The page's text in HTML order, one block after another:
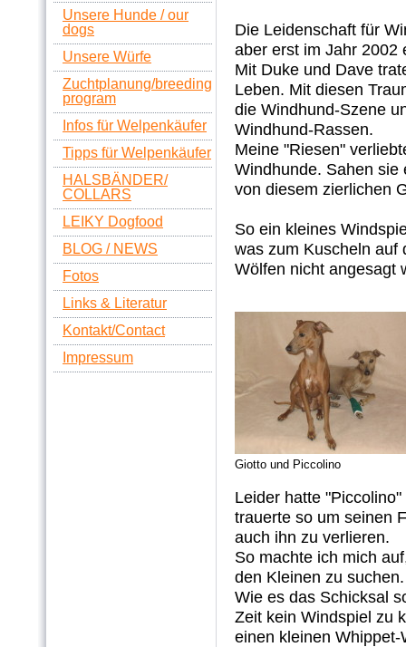
Unsere Hunde / our
dogs
Unsere Würfe
Zuchtplanung/breeding
program
Infos für Welpenkäufer
Tipps für Welpenkäufer
HALSBÄNDER/
COLLARS
LEIKY Dogfood
BLOG / NEWS
Fotos
Links & Literatur
Kontakt/Contact
Impressum
Die Leidenschaft für
aber erst im Jahr 2002
Mit Duke und Dave
Leben. Mit diesen
die Windhund-Szene
Windhund-Rassen.
Meine "Riesen"
Windhunde. Sahen sie
von diesem zierlichen
So ein kleines
was zum Kuscheln auf
Wölfen nicht angesagt
Giotto und Piccolino
Leider hatte
trauerte so um seinen
auch ihn zu verlieren.
So machte ich mich
den Kleinen zu suchen.
Wie es das Schicksal
Zeit kein Windspiel zu
einen kleinen